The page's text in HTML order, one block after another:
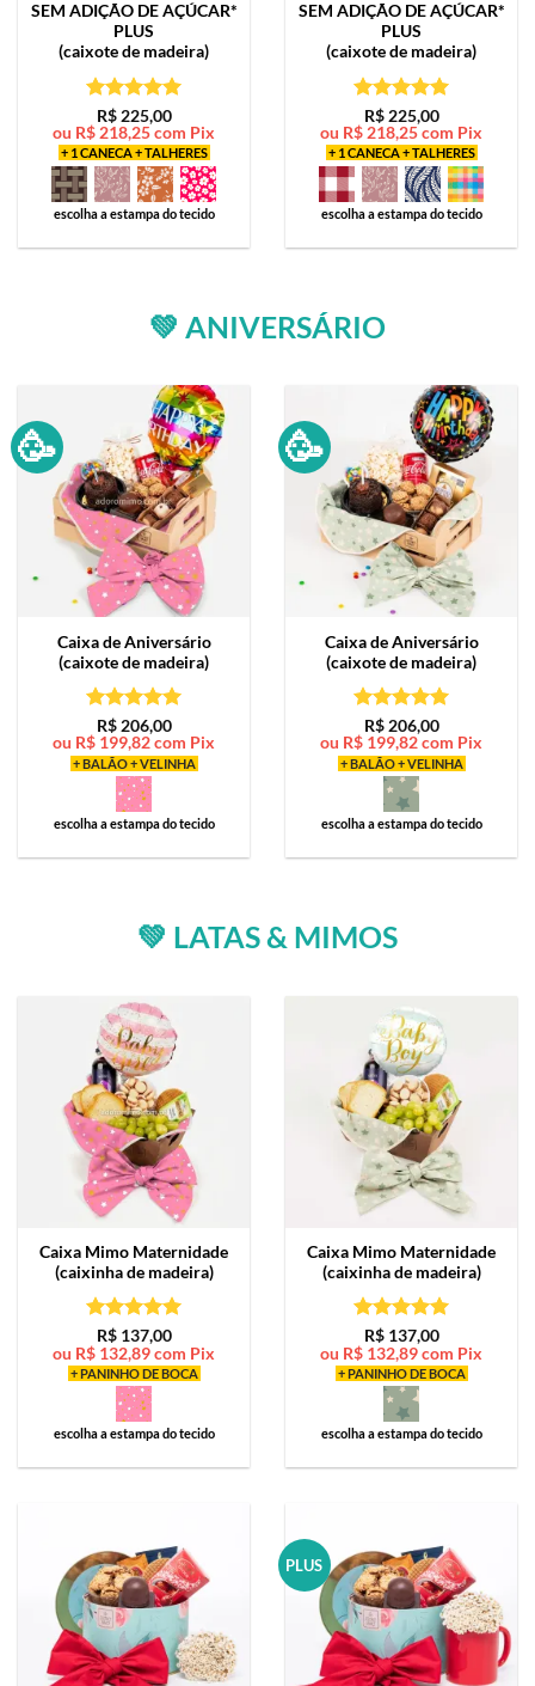
SEM ADIÇÃO DE AÇÚCAR*
PLUS
(caixote de madeira)
Avaliação5
de 5
R$225,00
ou R$ 218,25com Pix
+ 1 CANECA + TALHERES
escolha a estampa do tecido
SEM ADIÇÃO DE AÇÚCAR*
PLUS
(caixote de madeira)
Avaliação5
de 5
R$225,00
ou R$ 218,25com Pix
+ 1 CANECA + TALHERES
escolha a estampa do tecido
💚 ANIVERSÁRIO
🥳
Caixa deAniversário
(caixote de madeira)
Avaliação5
de 5
R$206,00
ou R$ 199,82com Pix
+ BALÃO + VELINHA
escolha a estampa do tecido
🥳
Caixa deAniversário
(caixote de madeira)
Avaliação5
de 5
R$206,00
ou R$ 199,82com Pix
+ BALÃO + VELINHA
escolha a estampa do tecido
💚 LATAS & MIMOS
Caixa Mimo Maternidade
(caixinha de madeira)
Avaliação5
de 5
R$137,00
ou R$ 132,89com Pix
+ PANINHO DE BOCA
escolha a estampa do tecido
Caixa Mimo Maternidade
(caixinha de madeira)
Avaliação5
de 5
R$137,00
ou R$ 132,89com Pix
+ PANINHO DE BOCA
escolha a estampa do tecido
PLUS